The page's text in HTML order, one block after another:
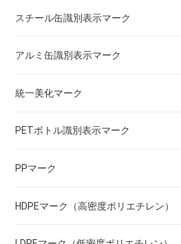
スチール缶識別表示マーク
アルミ缶識別表示マーク
統一美化マーク
PETボトル識別表示マーク
PPマーク
HDPEマーク（高密度ポリエチレン）